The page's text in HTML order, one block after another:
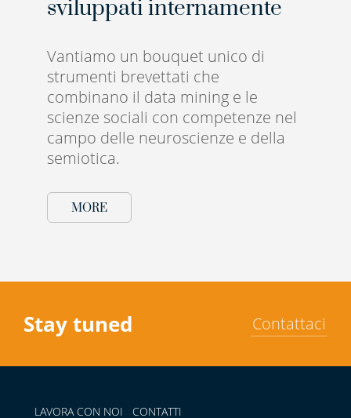
sviluppati internamente
Vantiamo un bouquet unico di
strumenti brevettati che
combinano il data mining e le
scienze sociali con competenze nel
campo delle neuroscienze e della
semiotica.
MORE
Stay tuned Contattaci
LAVORA CON NOI CONTATTI